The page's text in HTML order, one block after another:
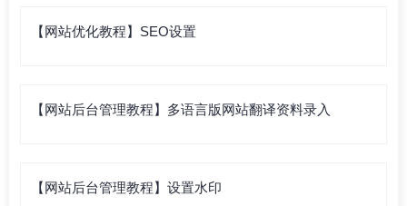
【网站优化教程】SEO设置
【网站后台管理教程】多语言版网站翻译资料录入
【网站后台管理教程】设置水印